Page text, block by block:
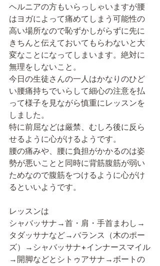
ヘルニアの方もいらっしゃいますが腰
はヨガによって痛めてしまう可能性の
高い場所なので恥ずかしがらずに先に
きちんと伝えておいてもらわないと大
変なことになってしまいます。絶対に
無理をしないこと。
今日の生徒さんの一人はかなりのひど
い腰痛持ちでいらして細心の注意を払
って様子を見ながら慎重にレッスンを
しました。
特に前屈などは厳禁、むしろ後に反ら
せるように心がけるようです。
腰の痛みや、腰に負担がかかるのは姿
勢が悪いことと同時に背筋腹筋が弱い
ためなので腹筋をつけるように心がけ
るといいようです。
レッスンは
シャバッサナ→首・肩・手首まわし→
タダッサナなど→バランス（木のポー
ズ）→シャバッサナ+インナースマイル
→開脚などとシトゥアサナ→ボートの